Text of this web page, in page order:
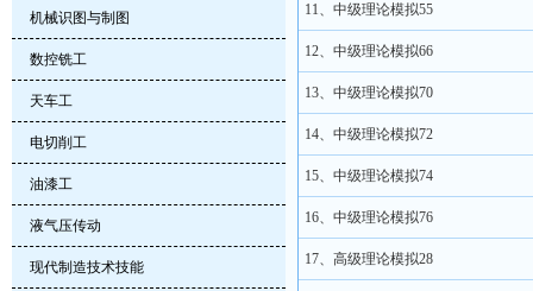
机械识图与制图
数控铣工
天车工
电切削工
油漆工
液气压传动
现代制造技术技能
11、中级理论模拟55
12、中级理论模拟66
13、中级理论模拟70
14、中级理论模拟72
15、中级理论模拟74
16、中级理论模拟76
17、高级理论模拟28